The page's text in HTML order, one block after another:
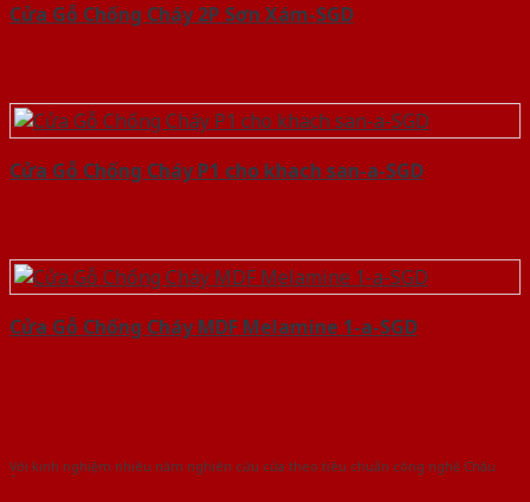
Cửa Gỗ Chống Cháy 2P Sơn Xám-SGD
Cửa Gỗ Chống Cháy P1 cho khach san-a-SGD
Cửa Gỗ Chống Cháy MDF Melamine 1-a-SGD
Với kinh nghiệm nhiêu năm nghiên cứu cửa theo tiêu chuẩn công nghệ Châu